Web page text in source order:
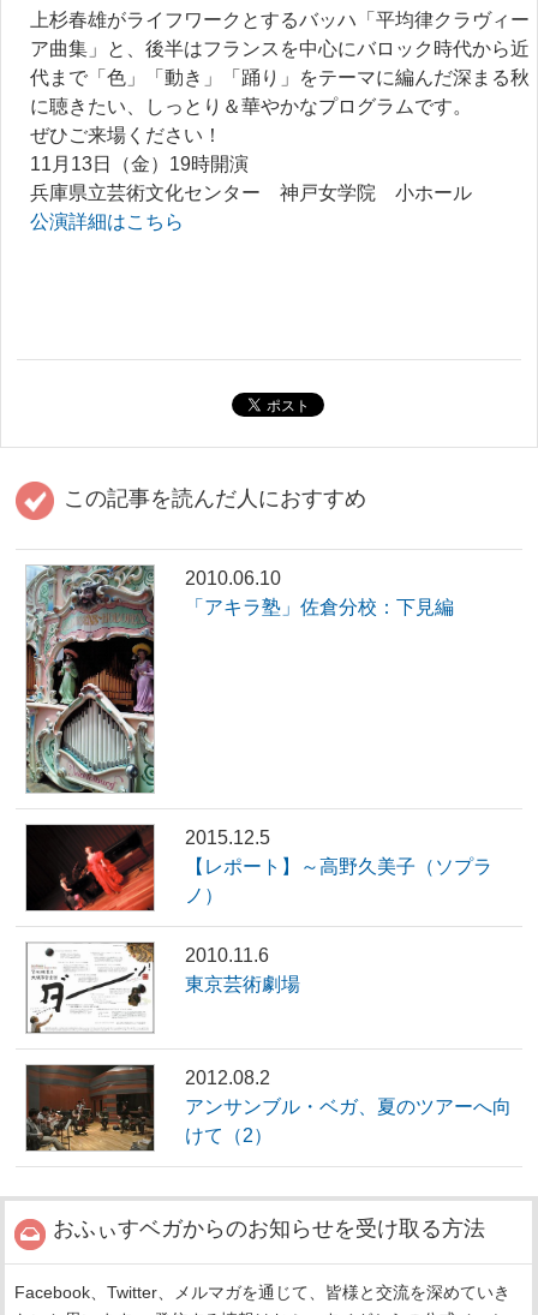
上杉春雄がライフワークとするバッハ「平均律クラヴィー
ア曲集」と、後半はフランスを中心にバロック時代から近
代まで「色」「動き」「踊り」をテーマに編んだ深まる秋
に聴きたい、しっとり＆華やかなプログラムです。
ぜひご来場ください！
11月13日（金）19時開演
兵庫県立芸術文化センター 神戸女学院 小ホール
公演詳細はこちら
この記事を読んだ人におすすめ
2010.06.10
「アキラ塾」佐倉分校：下見編
2015.12.5
【レポート】～高野久美子（ソプラ
ノ）
2010.11.6
東京芸術劇場
2012.08.2
アンサンブル・ベガ、夏のツアーへ向
けて（2）
おふぃすベガからのお知らせを受け取る方法
Facebook、Twitter、メルマガを通じて、皆様と交流を深めていき